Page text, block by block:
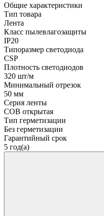
Общие характеристики
Тип товара
Лента
Класс пылевлагозащиты
IP20
Типоразмер светодиода
CSP
Плотность светодиодов
320 шт/м
Минимальный отрезок
50 мм
Серия ленты
COB открытая
Тип герметизации
Без герметизации
Гарантийный срок
5 год(а)